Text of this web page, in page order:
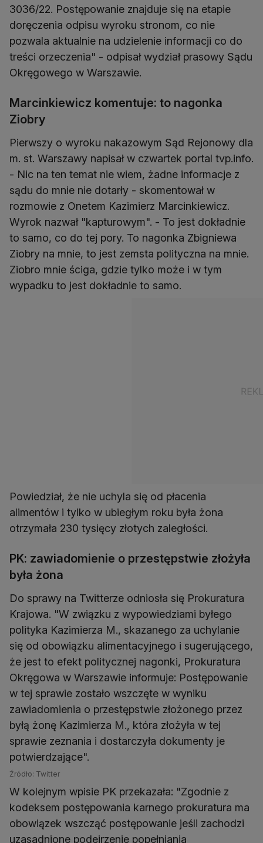
3036/22. Postępowanie znajduje się na etapie
doręczenia odpisu wyroku stronom, co nie
pozwala aktualnie na udzielenie informacji co do
treści orzeczenia" - odpisał wydział prasowy Sądu
Okręgowego w Warszawie.
Marcinkiewicz komentuje: to nagonka
Ziobry
Pierwszy o wyroku nakazowym Sąd Rejonowy dla
m. st. Warszawy napisał w czwartek portal tvp.info.
- Nic na ten temat nie wiem, żadne informacje z
sądu do mnie nie dotarły - skomentował w
rozmowie z Onetem Kazimierz Marcinkiewicz.
Wyrok nazwał "kapturowym". - To jest dokładnie
to samo, co do tej pory. To nagonka Zbigniewa
Ziobry na mnie, to jest zemsta polityczna na mnie.
Ziobro mnie ściga, gdzie tylko może i w tym
wypadku to jest dokładnie to samo.
Powiedział, że nie uchyla się od płacenia
alimentów i tylko w ubiegłym roku była żona
otrzymała 230 tysięcy złotych zaległości.
PK: zawiadomienie o przestępstwie złożyła
była żona
Do sprawy na Twitterze odniosła się Prokuratura
Krajowa. "W związku z wypowiedziami byłego
polityka Kazimierza M., skazanego za uchylanie
się od obowiązku alimentacyjnego i sugerującego,
że jest to efekt politycznej nagonki, Prokuratura
Okręgowa w Warszawie informuje: Postępowanie
w tej sprawie zostało wszczęte w wyniku
zawiadomienia o przestępstwie złożonego przez
byłą żonę Kazimierza M., która złożyła w tej
sprawie zeznania i dostarczyła dokumenty je
potwierdzające".
Źródło: Twitter
W kolejnym wpisie PK przekazała: "Zgodnie z
kodeksem postępowania karnego prokuratura ma
obowiązek wszcząć postępowanie jeśli zachodzi
uzasadnione podejrzenie popełniania